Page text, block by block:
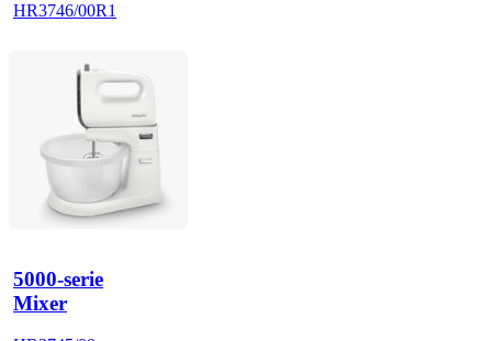
HR3746/00R1
5000-serie
Mixer